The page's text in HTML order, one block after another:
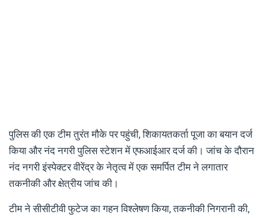
पुलिस की एक टीम तुरंत मौके पर पहुंची, शिकायतकर्ता पूजा का बयान दर्ज
किया और नंद नगरी पुलिस स्टेशन में एफआईआर दर्ज की। जांच के दौरान
नंद नगरी इंस्पेक्टर वीरेंद्र के नेतृत्व में एक समर्पित टीम ने लगातार
तकनीकी और क्षेत्रीय जांच की।
टीम ने सीसीटीवी फुटेज का गहन विश्लेषण किया, तकनीकी निगरानी की,